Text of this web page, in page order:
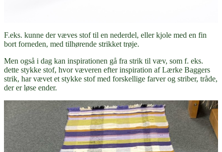
F.eks. kunne der væves stof til en nederdel, eller kjole med en fin
bort forneden, med tilhørende strikket trøje.
Men også i dag kan inspirationen gå fra strik til væv, som f. eks.
dette stykke stof, hvor væveren efter inspiration af Lærke Baggers
strik, har vævet et stykke stof med forskellige farver og striber, tråde,
der er løse ender.